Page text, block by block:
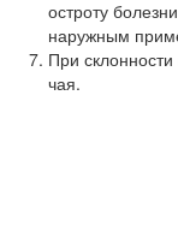
остроту
наружным
При
чая.